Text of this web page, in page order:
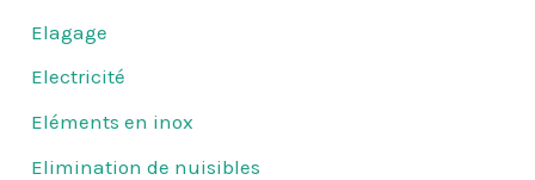
Elagage
Electricité
Eléments en inox
Elimination de nuisibles